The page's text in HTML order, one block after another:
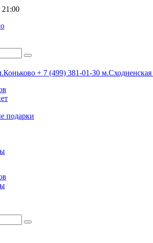
21:00
+ 7 (499) 381-01-30 м.Сходненская
подарки